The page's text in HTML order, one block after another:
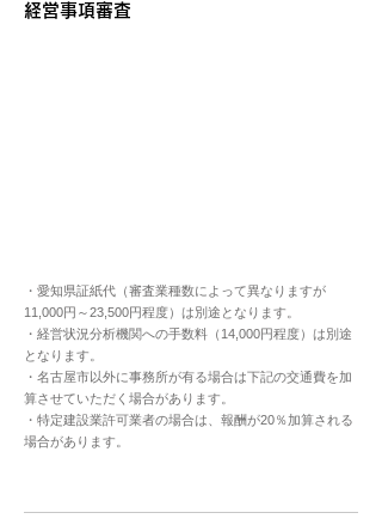
​経営事項審査
・愛知県証紙代（審査業種数によって異なりますが
11,000円～23,500円程度）は別途となります。
・経営状況分析機関への手数料（14,000円程度）は別途
となります。
・名古屋市以外に事務所が有る場合は下記の交通費を加
算させていただく場合があります。
・特定建設業許可業者の場合は、報酬が20％加算される
場合があります。